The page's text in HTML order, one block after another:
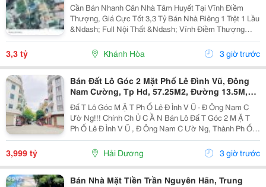
Cần Bán Nhanh Căn Nhà Tâm Huyết Tại Vĩnh Điềm
Thượng, Giá Cực Tốt 3,3 Tỷ Bán Nhà Riêng 1 Trệt 1 Lầu
&Ndash; Full Nội Thất &Ndash; Vĩnh Điềm Thượng
&Ndash; Gần 23/10 Vị Trí: Thôn Vĩnh Điềm Thượng,
Cách Đường 23/10 Chỉ 50M Hẻm Thông Thoáng, Kết...
3,3 tỷ Khánh Hòa 3 giờ trước
Bán Đất Lô Góc 2 Mặt Phố Lê Đình Vũ, Đông
Nam Cường, Tp Hd, 57.25M2, Đường 13.5M,
3.X Tỷ
Đấ T Lô Góc M Ặ T Ph Ố Lê Đ Ình V Ũ - Đ Ông Nam C
Ườ Ng!!! Chính Ch Ủ C Ầ N Bán Lô Đấ T Góc 2 M Ặ T
Ph Ố Lê Đ Ình V Ũ , Đ Ông Nam C Ườ Ng, Thành Ph Ố H
Ả I D Ươ Ng - Di Ệ N Tích 57.25M2, H Ướ Ng Tây, Tây B
3,999 tỷ Hải Dương 3 giờ trước
Bán Nhà Mặt Tiền Trần Nguyên Hãn, Trung